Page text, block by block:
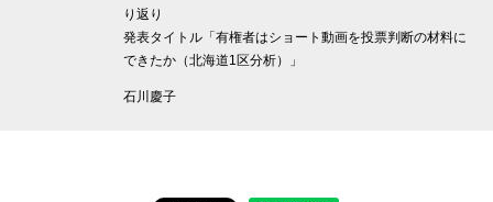
り返り
発表タイトル「有権者はショート動画を投票判断の材料に
できたか（北海道1区分析）」
石川慶子